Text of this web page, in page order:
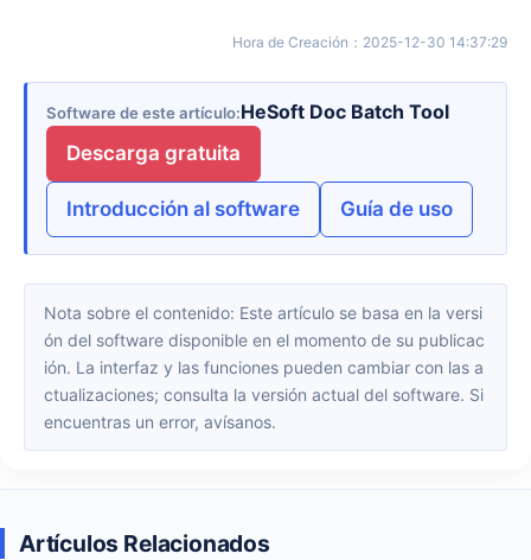
Hora de Creación ： 2025-12-30 14:37:29
Software de este artículo HeSoft Doc Batch Tool
Descarga gratuita
Introducción al software Guía de uso
Nota sobre el contenido: Este artículo se basa en la versi
ón del software disponible en el momento de su publicac
ión. La interfaz y las funciones pueden cambiar con las a
ctualizaciones; consulta la versión actual del software. Si
encuentras un error, avísanos.
Artículos Relacionados